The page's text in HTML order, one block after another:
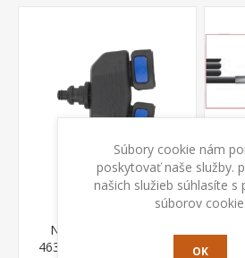
Nástavec k tryskám
46337 Annovi Reverberi
Súbory cookie nám
poskytovať naše služby.
našich služieb súhlasíte s
súborov cookie.
OK